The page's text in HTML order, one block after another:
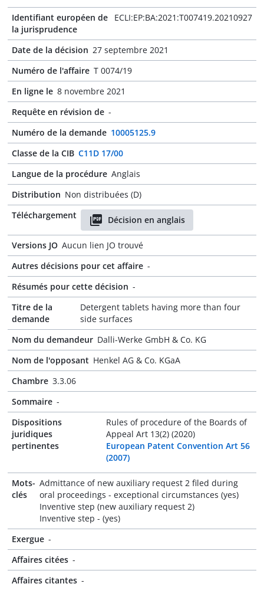
Identifiant européen de
la jurisprudence
ECLI:EP:BA:2021:T007419.20210927
Date de la décision 27 septembre 2021
Numéro de l'affaire T 0074/19
En ligne le 8 novembre 2021
Requête en révision de -
Numéro de la demande 10005125.9
Classe de la CIB C11D 17/00
Langue de la procédure Anglais
Distribution Non distribuées (D)
Téléchargement
Décision en anglais
Versions JO Aucun lien JO trouvé
Autres décisions pour cet affaire -
Résumés pour cette décision -
Titre de la
demande
Detergent tablets having more than four
side surfaces
Nom du demandeur Dalli-Werke GmbH & Co. KG
Nom de l'opposant Henkel AG & Co. KGaA
Chambre 3.3.06
Sommaire -
Dispositions
juridiques
pertinentes
Rules of procedure of the Boards of
Appeal Art 13(2) (2020)
European Patent Convention Art 56
(2007)
Mots-
clés
Admittance of new auxiliary request 2 filed during
oral proceedings - exceptional circumstances (yes)
Inventive step (new auxiliary request 2)
Inventive step - (yes)
Exergue -
Affaires citées -
Affaires citantes -